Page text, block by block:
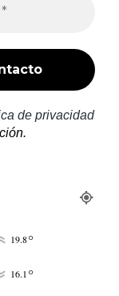
de privacidad
19.8°
16.1 °